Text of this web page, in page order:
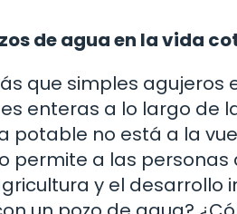
de agua en la vida
que simples
enteras a lo largo de
potable no está a la
permite a las
y el desarrollo